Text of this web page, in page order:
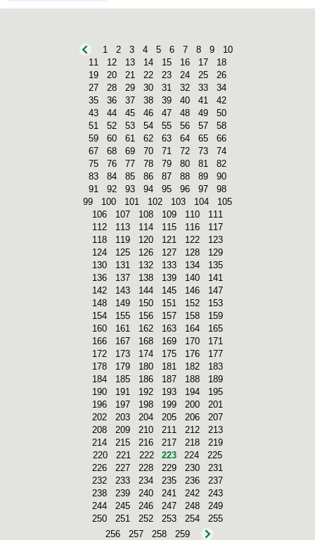
1 2 3 4 5 6 7 8 9
10
11
12 13 14 15 16 17
18
19
20 21 22 23 24 25
26
27
28 29 30 31 32 33
34
35
36 37 38 39 40 41
42
43
44 45 46 47 48 49
50
51
52 53 54 55 56 57
58
59
60 61 62 63 64 65
66
67
68 69 70 71 72 73
74
75
76 77 78 79 80 81
82
83
84 85 86 87 88 89
90
91
92 93 94 95 96 97
98
99
100 101 102 103 104
105
106
107 108 109 110
111
112
113 114 115 116
117
118
119 120 121 122
123
124
125 126 127 128
129
130
131 132 133 134
135
136
137 138 139 140
141
142
143 144 145 146
147
148
149 150 151 152
153
154
155 156 157 158
159
160
161 162 163 164
165
166
167 168 169 170
171
172
173 174 175 176
177
178
179 180 181 182
183
184
185 186 187 188
189
190
191 192 193 194
195
196
197 198 199 200
201
202
203 204 205 206
207
208
209 210 211 212
213
214
215 216 217 218
219
220
221 222 223 224
225
226
227 228 229 230
231
232
233 234 235 236
237
238
239 240 241 242
243
244
245 246 247 248
249
250
251 252 253 254
255
256
257 258 259